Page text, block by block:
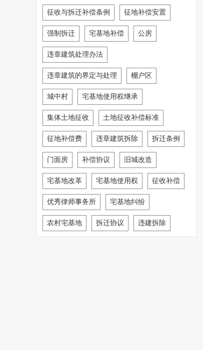
征收与拆迁补偿条例 征地补偿安置
强制拆迁 宅基地补偿 公房
违章建筑处理办法
违章建筑的界定与处理 棚户区
城中村 宅基地使用权继承
集体土地征收 土地征收补偿标准
征地补偿费 违章建筑拆除 拆迁条例
门面房 补偿协议 旧城改造
宅基地改革 宅基地使用权 征收补偿
优秀律师事务所 宅基地纠纷
农村宅基地 拆迁协议 违建拆除